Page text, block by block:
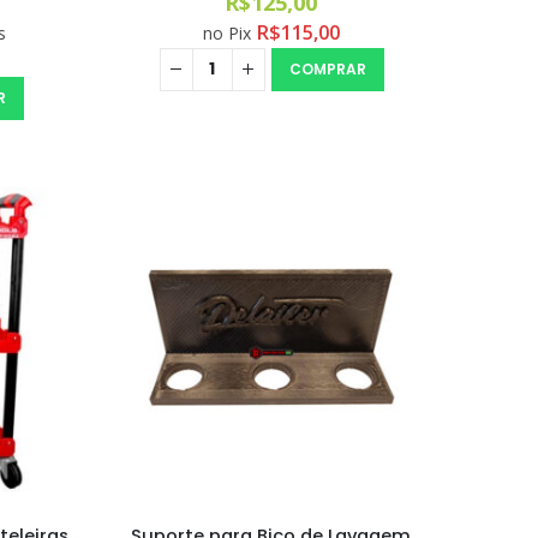
no Pix R$115,00
COMPRAR
Selador Cerâmico Sonax Xtreme Ceramic Spray + Seal (750ml)
Ceramic Spray Coating Sonax 750ml